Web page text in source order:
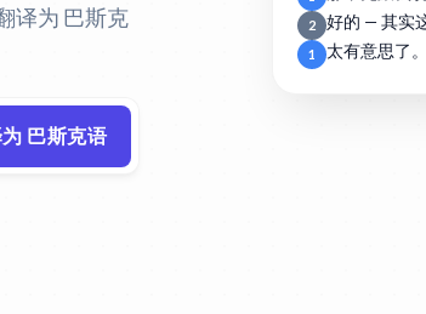
译为 巴斯克
巴斯克语
2 好的 — 其实
1 太有意思了